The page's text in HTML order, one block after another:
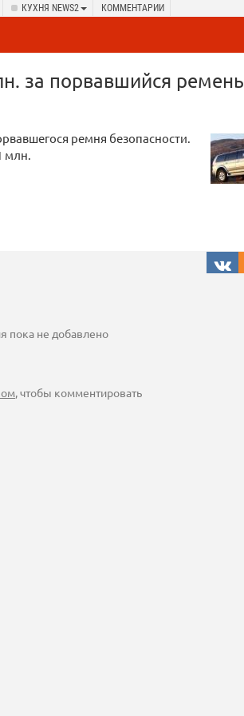
КУХНЯ NEWS2 КОММЕНТАРИИ
за порвавшийся ремень
ремня безопасности.
млн.
пока не добавлено
, чтобы комментировать